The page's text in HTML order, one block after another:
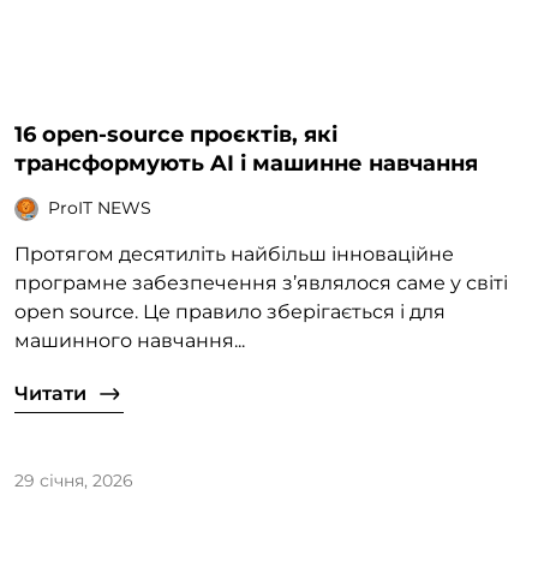
16 open-source проєктів, які
трансформують AI і машинне навчання
ProIT NEWS
Протягом десятиліть найбільш інноваційне
програмне забезпечення з’являлося саме у світі
open source. Це правило зберігається і для
машинного навчання...
Читати
29 січня, 2026